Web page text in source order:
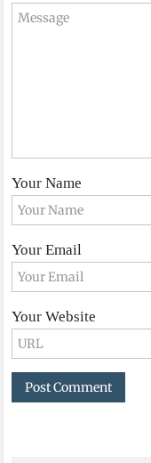
Your Name
Your Email
Your Website